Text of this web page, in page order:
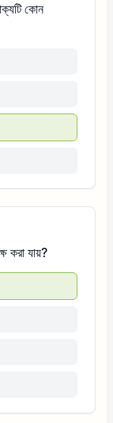
কোন
করা যায়?